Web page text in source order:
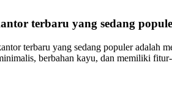
terbaru yang sedang
terbaru yang sedang populer adalah
berbahan kayu, dan memiliki